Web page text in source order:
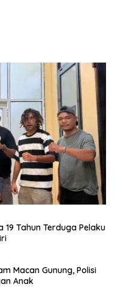
19 Tahun Terduga Pelaku
Macan Gunung, Polisi
Anak